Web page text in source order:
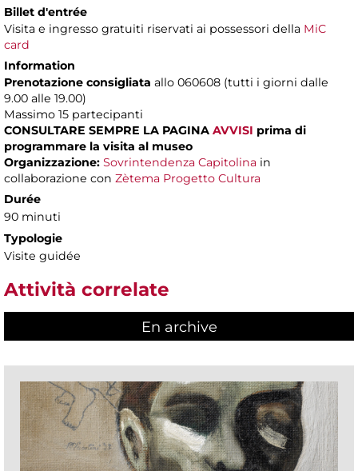
Billet d'entrée
Visita e ingresso gratuiti riservati ai possessori della MiC
card
Information
Prenotazione consigliata allo 060608 (tutti i giorni dalle
9.00 alle 19.00)
Massimo 15 partecipanti
CONSULTARE SEMPRE LA PAGINA AVVISI prima di
programmare la visita al museo
Organizzazione: Sovrintendenza Capitolina in
collaborazione con Zètema Progetto Cultura
Durée
90 minuti
Typologie
Visite guidée
Attività correlate
En archive